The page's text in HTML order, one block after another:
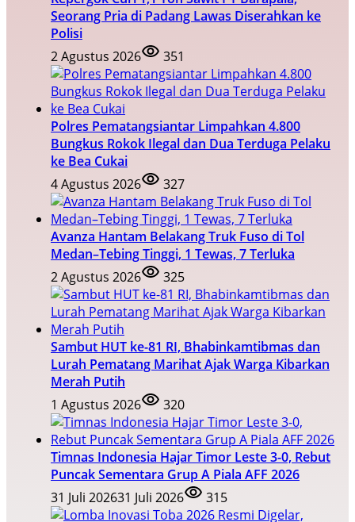
Seorang Pria di Padang Lawas Diserahkan ke
Polisi
2 Agustus 2026
351
Polres Pematangsiantar Limpahkan 4.800
Bungkus Rokok Ilegal dan Dua Terduga Pelaku
ke Bea Cukai
4 Agustus 2026
327
Avanza Hantam Belakang Truk Fuso di Tol
Medan–Tebing Tinggi, 1 Tewas, 7 Terluka
2 Agustus 2026
325
Sambut HUT ke-81 RI, Bhabinkamtibmas dan
Lurah Pematang Marihat Ajak Warga Kibarkan
Merah Putih
1 Agustus 2026
320
Timnas Indonesia Hajar Timor Leste 3-0, Rebut
Puncak Sementara Grup A Piala AFF 2026
31 Juli 202631 Juli 2026 315